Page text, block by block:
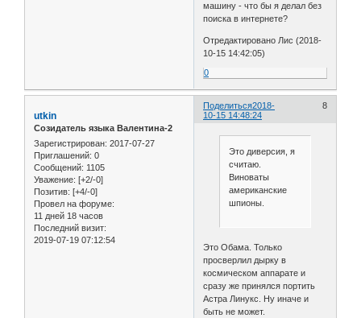
машину - что бы я делал без
поиска в интернете?
Отредактировано Лис (2018-
10-15 14:42:05)
0
Поделиться 8
2018-
10-15 14:48:24
utkin
Созидатель языка Валентина-2
Зарегистрирован: 2017-07-27
Приглашений: 0
Сообщений: 1105
Уважение: [+2/-0]
Позитив: [+4/-0]
Провел на форуме:
11 дней 18 часов
Последний визит:
2019-07-19 07:12:54
Это диверсия, я
считаю.
Виноваты
американские
шпионы.
Это Обама. Только
просверлил дырку в
космическом аппарате и
сразу же принялся портить
Астра Линукс. Ну иначе и
быть не может.